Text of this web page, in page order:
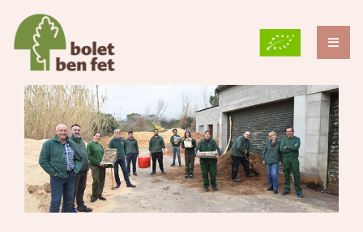
content
QUI SOM?
PER QUÈ CULTIVEM?
LES NOSTRES VARIETATS
BLOG